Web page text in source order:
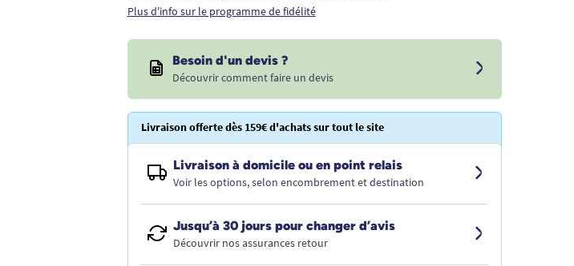
Plus d'info sur le programme de fidélité
Besoin d'un devis ?
Découvrir comment faire un devis
Livraison offerte dès 159€ d'achats sur tout le site
Livraison à domicile ou en point relais
Voir les options, selon encombrement et destination
Jusqu’à 30 jours pour changer d’avis
Découvrir nos assurances retour